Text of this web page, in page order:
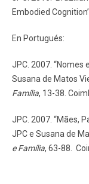
Embodied Cognition’
En Portugués:
JPC. 2007. “Nomes
Susana de Matos
Família, 13-38.
JPC. 2007. “Mães,
JPC e Susana de
e Família, 63-88.